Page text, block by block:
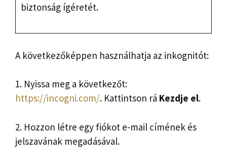
biztonság ígéretét.
A következőképpen használhatja az inkognitót:
1. Nyissa meg a következőt:
https://incogni.com/. Kattintson rá Kezdje el.
2. Hozzon létre egy fiókot e-mail címének és
jelszavának megadásával.